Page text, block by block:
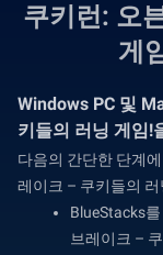
쿠키런: 오
게
Windows PC 및
키들의 러닝 게임!
다음의 간단한 단계
레이크 – 쿠키들의
BlueStacks
브레이크 –